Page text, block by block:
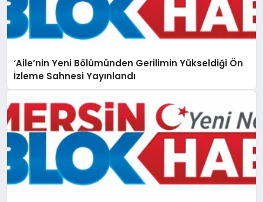
‘Aile’nin Yeni Bölümünden Gerilimin Yükseldiği Ön
İzleme Sahnesi Yayınlandı